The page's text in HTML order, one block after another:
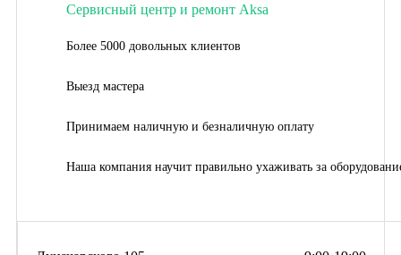
Сервисный центр и ремонт Aksa
Более 5000 довольных клиентов
Выезд мастера
Принимаем наличную и безналичную оплату
Наша компания научит правильно ухаживать за